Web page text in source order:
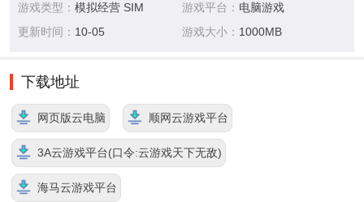
游戏类型： 模拟经营 SIM 游戏平台： 电脑游戏
更新时间： 10-05 游戏大小： 1000MB
下载地址
网页版云电脑 顺网云游戏平台
3A云游戏平台(口令:云游戏天下无敌)
海马云游戏平台